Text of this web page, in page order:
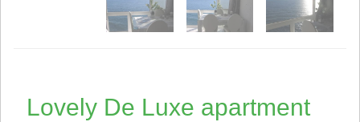
Lovely De Luxe apartment